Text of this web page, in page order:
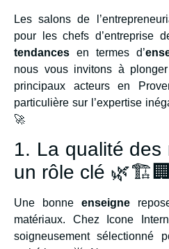
Les salons de
pour les chefs d’entreprise
tendances en termes d’
nous vous invitons à
principaux acteurs en
particulière sur l’expertise
🚀
1. La qualité des
un rôle clé 🌿🏗🏢
Une bonne enseigne
matériaux. Chez Icone
soigneusement sélectionné